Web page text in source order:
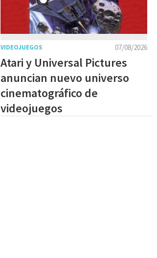
07/08/2026
VIDEOJUEGOS
Atari y Universal Pictures
anuncian nuevo universo
cinematográfico de
videojuegos